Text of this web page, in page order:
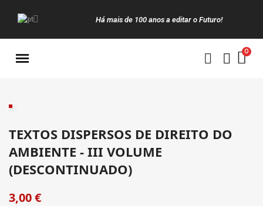
Há mais de 100 anos a editar o Futuro!
TEXTOS DISPERSOS DE DIREITO DO
AMBIENTE - III VOLUME
(DESCONTINUADO)
3,00 €